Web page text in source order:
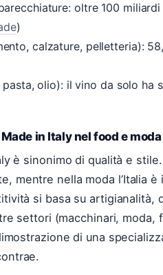
oltre 100
)
calzature, pelletteria):
olio): il vino da solo ha
in Italy nel food e moda
è sinonimo di qualità e
mentre nella moda l’Italia
si basa su
settori (macchinari, moda,
di una